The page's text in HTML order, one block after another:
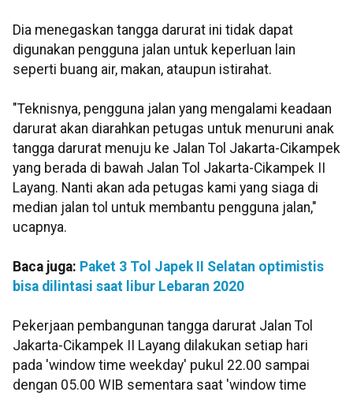
Dia menegaskan tangga darurat ini tidak dapat
digunakan pengguna jalan untuk keperluan lain
seperti buang air, makan, ataupun istirahat.
"Teknisnya, pengguna jalan yang mengalami keadaan
darurat akan diarahkan petugas untuk menuruni anak
tangga darurat menuju ke Jalan Tol Jakarta-Cikampek
yang berada di bawah Jalan Tol Jakarta-Cikampek II
Layang. Nanti akan ada petugas kami yang siaga di
median jalan tol untuk membantu pengguna jalan,"
ucapnya.
Baca juga: Paket 3 Tol Japek II Selatan optimistis
bisa dilintasi saat libur Lebaran 2020
Pekerjaan pembangunan tangga darurat Jalan Tol
Jakarta-Cikampek II Layang dilakukan setiap hari
pada 'window time weekday' pukul 22.00 sampai
dengan 05.00 WIB sementara saat 'window time